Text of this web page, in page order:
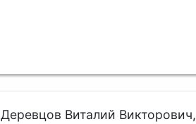
Деревцов Виталий Викторович,